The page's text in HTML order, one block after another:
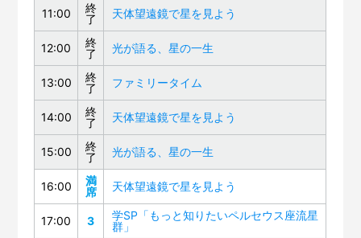
11:00
終
了
天体望遠鏡で星を見よう
12:00
終
了
光が語る、星の一生
13:00
終
了
ファミリータイム
14:00
終
了
天体望遠鏡で星を見よう
15:00
終
了
光が語る、星の一生
16:00
満
席
天体望遠鏡で星を見よう
17:00 3
学SP「もっと知りたいペルセウス座流星
群」